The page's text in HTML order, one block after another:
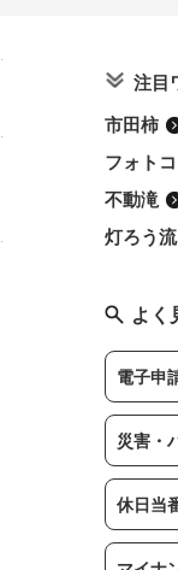
注目
市田柿
フォト
不動滝
灯ろう
よく
電子申
災害・
休日当